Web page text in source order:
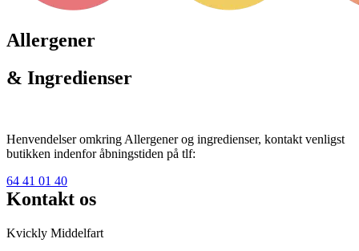
Allergener
& Ingredienser
Henvendelser omkring Allergener og ingredienser, kontakt venligst
butikken indenfor åbningstiden på tlf:
64 41 01 40
Kontakt os
Kvickly Middelfart